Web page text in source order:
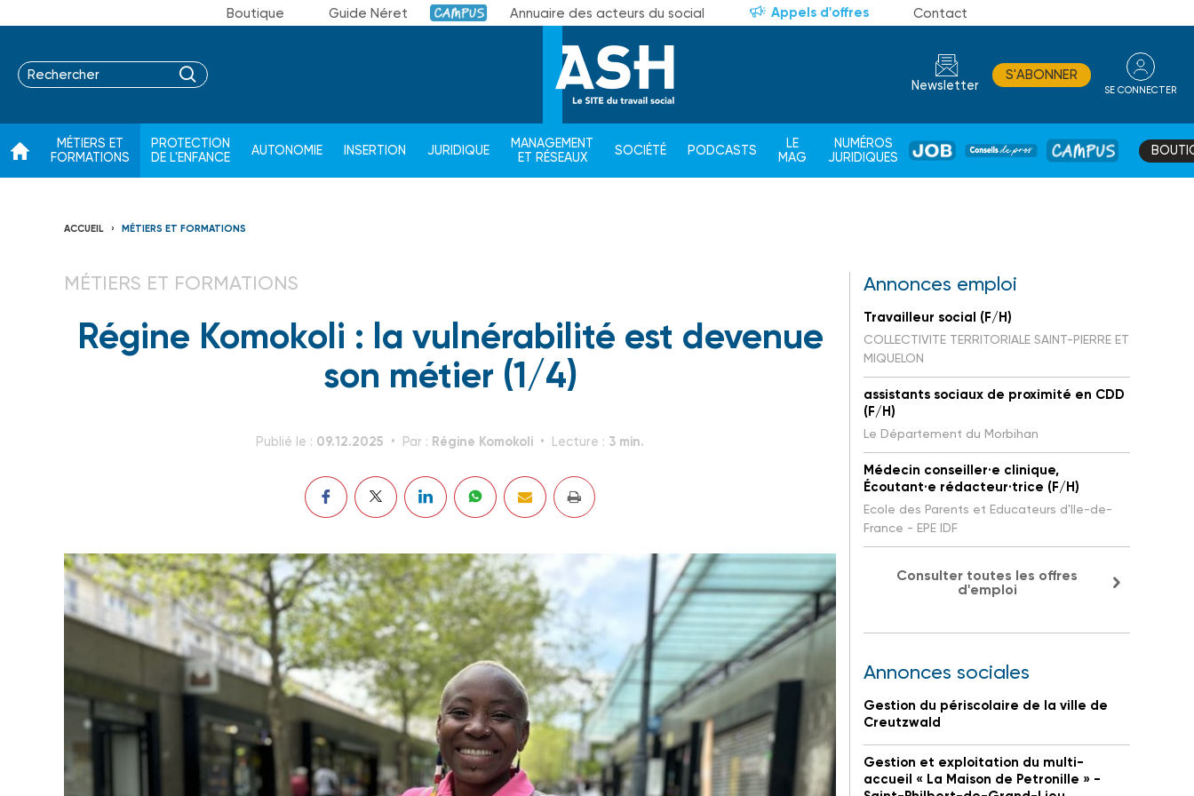
Boutique Guide Néret Campus Annuaire des acteurs du social Appels d'offres Contact
Newsletter
S'ABONNER
SE CONNECTER
MÉTIERS ET
FORMATIONS
PROTECTION
DE L'ENFANCE
AUTONOMIE INSERTION JURIDIQUE
MANAGEMENT
ET RÉSEAUX
SOCIÉTÉ PODCASTS
LE
MAG
NUMÉROS
JURIDIQUES
JOB
DE
CAMPUS
ACCUEIL MÉTIERS ET FORMATIONS
MÉTIERS ET FORMATIONS
Régine Komokoli : la vulnérabilité est devenue
son métier (1/4)
Publié le : 09.12.2025 Par : Régine Komokoli Lecture : 3 min.
Annonces emploi
Travailleur social (F/H)
COLLECTIVITE TERRITORIALE SAINT-PIERRE ET
MIQUELON
assistants sociaux de proximité en CDD
(F/H)
Le Département du Morbihan
Médecin conseiller·e clinique,
Écoutant·e rédacteur·trice (F/H)
Ecole des Parents et Educateurs d'Ile-de-
France - EPE IDF
Consulter toutes les offres
d'emploi
Annonces sociales
Gestion du périscolaire de la ville de
Creutzwald
Gestion et exploitation du multi-
accueil « La Maison de Petronille » -